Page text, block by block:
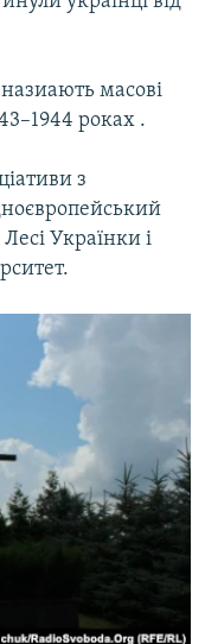
масові
роках .
з
Українки і